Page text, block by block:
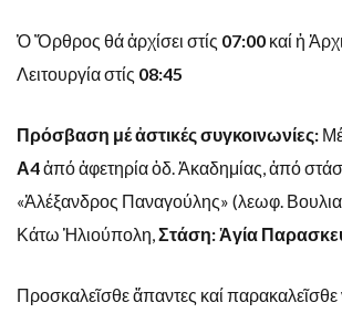
Ὁ Ὄρθρος θά ἀρχίσει στίς 07:00 καί ἡ
Λειτουργία στίς 08:45
Πρόσβαση μέ ἀστικές συγκοινωνίες:
Α4ἀπό ἀφετηρία ὁδ. Ἀκαδημίας, ἀπό
«Ἀλέξανδρος Παναγούλης» (λεωφ.
Κάτω Ἡλιούπολη, Στάση:Ἁγία
Προσκαλεῖσθε ἅπαντες καί